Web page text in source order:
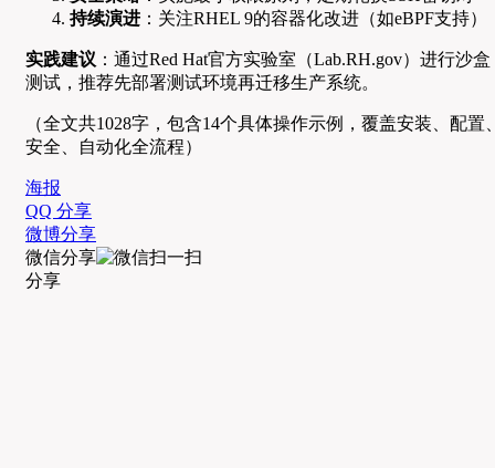
持续演进 ：关注RHEL 9的容器化改进（如eBPF支持）
实践建议 ：通过Red Hat官方实验室（Lab.RH.gov）进行沙盒
测试，推荐先部署测试环境再迁移生产系统。
（全文共1028字，包含14个具体操作示例，覆盖安装、配置
安全、自动化全流程）
海报
QQ 分享
微博分享
微信分享
分享